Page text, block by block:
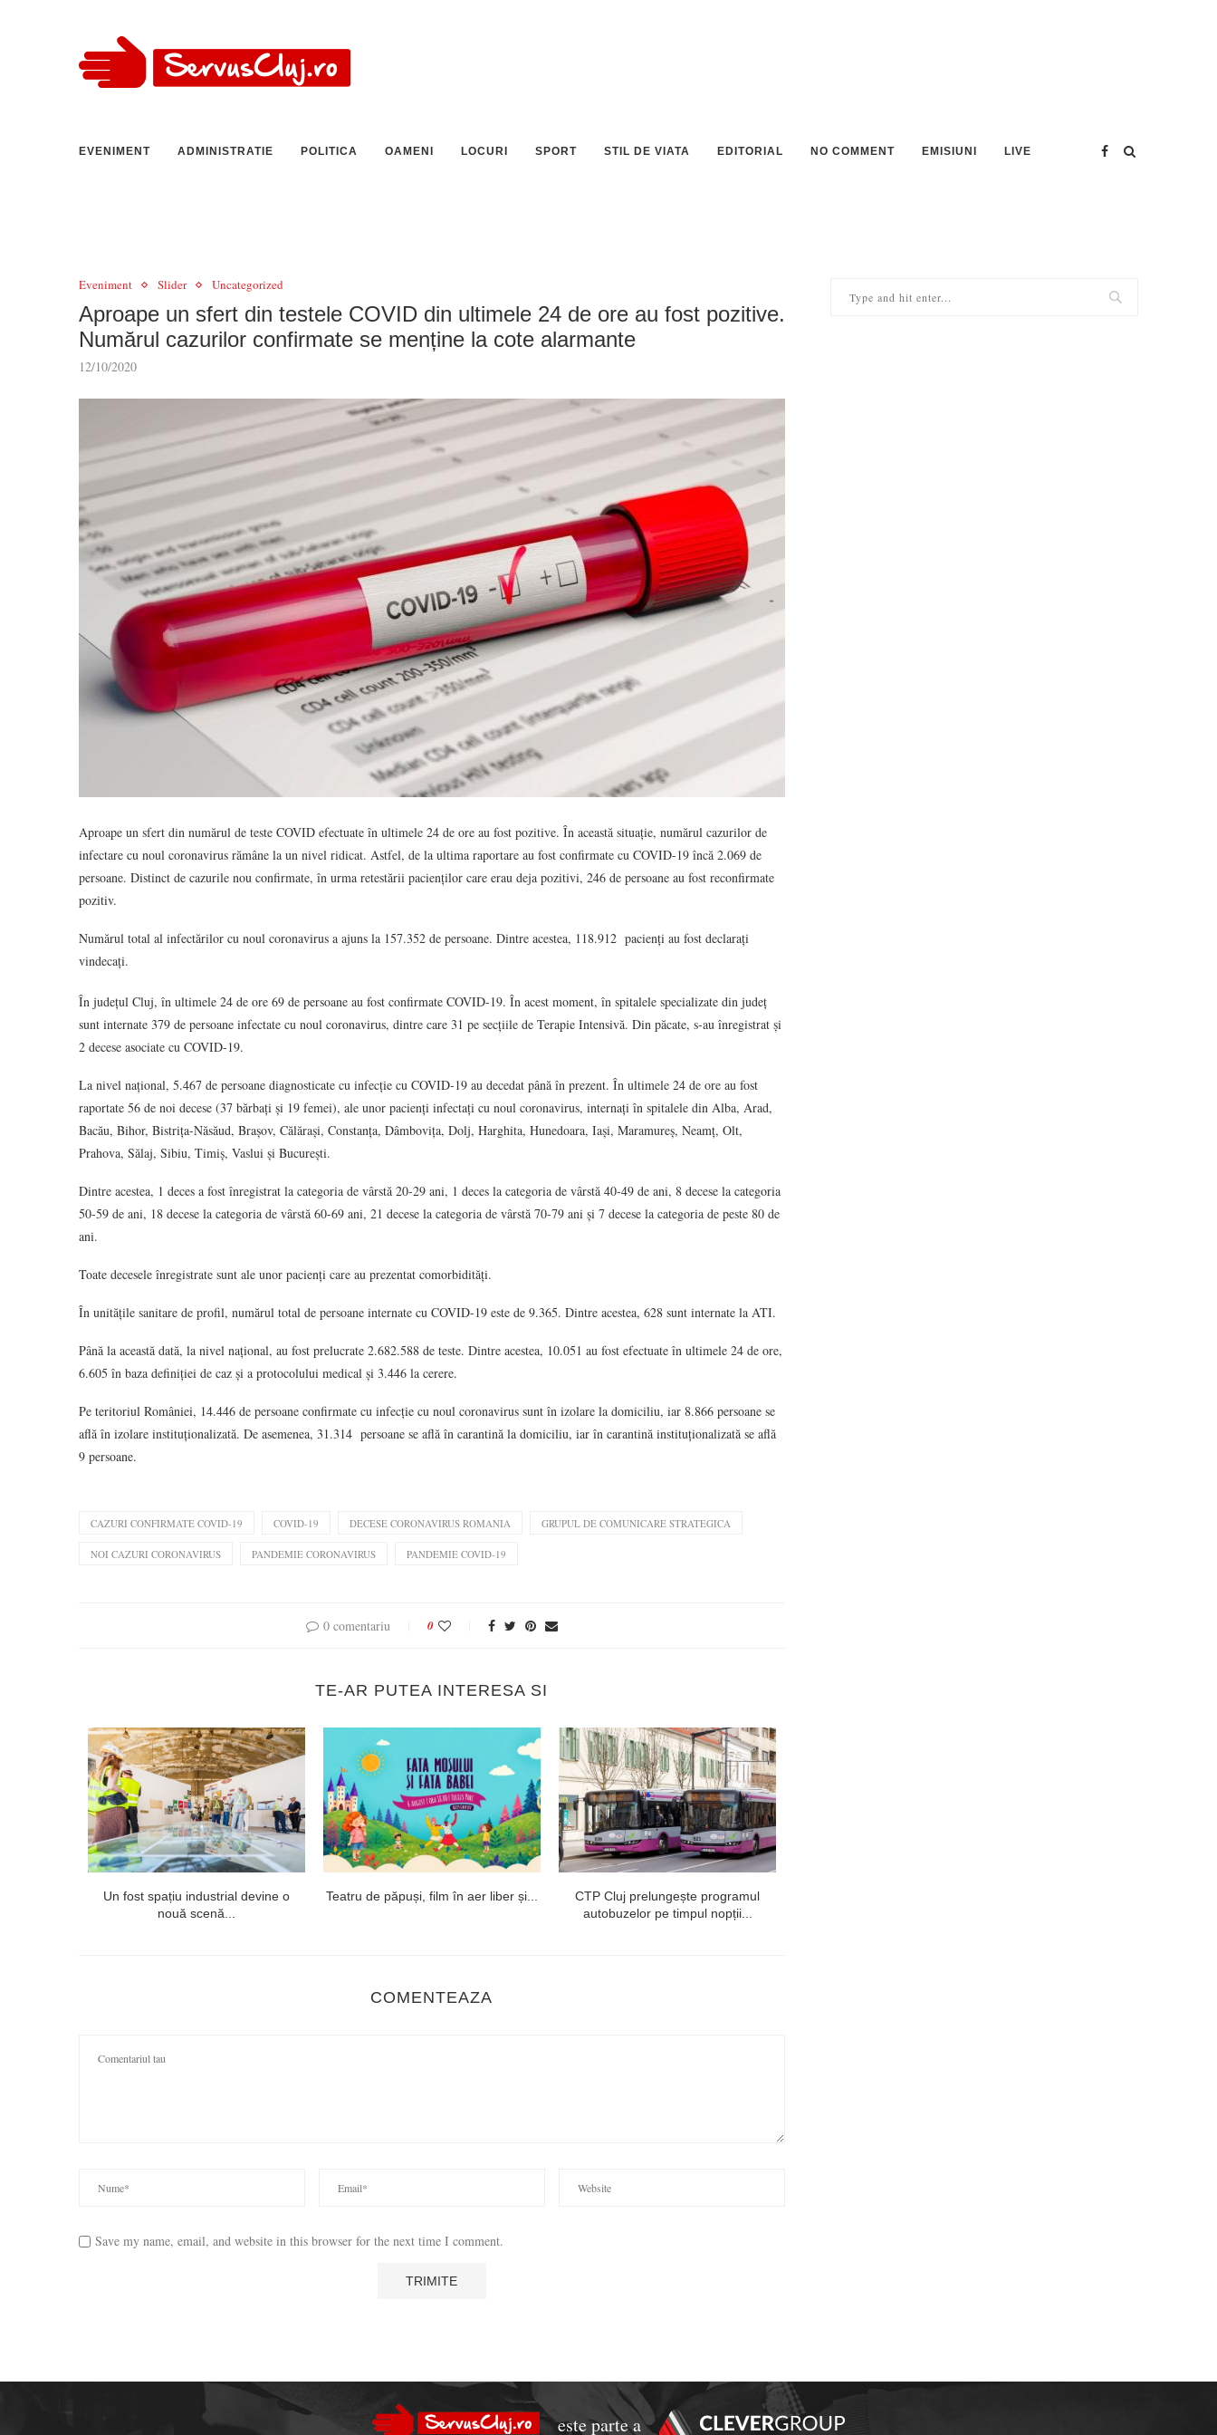
EVENIMENT ADMINISTRATIE POLITICA OAMENI LOCURI SPORT STIL DE VIATA EDITORIAL NO COMMENT EMISIUNI LIVE
Eveniment Slider Uncategorized
Aproape un sfert din testele COVID din ultimele 24 de ore au fost pozitive.
Numărul cazurilor confirmate se menține la cote alarmante
12/10/2020
Aproape un sfert din numărul de teste COVID efectuate în ultimele 24 de ore au fost pozitive. În această situație, numărul cazurilor de
infectare cu noul coronavirus rămâne la un nivel ridicat. Astfel, de la ultima raportare au fost confirmate cu COVID-19 încă 2.069 de
persoane. Distinct de cazurile nou confirmate, în urma retestării pacienților care erau deja pozitivi, 246 de persoane au fost reconfirmate
pozitiv.
Numărul total al infectărilor cu noul coronavirus a ajuns la 157.352 de persoane. Dintre acestea, 118.912 pacienți au fost declarați
vindecați.
În județul Cluj, în ultimele 24 de ore 69 de persoane au fost confirmate COVID-19. În acest moment, în spitalele specializate din județ
sunt internate 379 de persoane infectate cu noul coronavirus, dintre care 31 pe secțiile de Terapie Intensivă. Din păcate, s-au înregistrat și
2 decese asociate cu COVID-19.
La nivel național, 5.467 de persoane diagnosticate cu infecție cu COVID-19 au decedat până în prezent. În ultimele 24 de ore au fost
raportate 56 de noi decese (37 bărbați și 19 femei), ale unor pacienți infectați cu noul coronavirus, internați în spitalele din Alba, Arad,
Bacău, Bihor, Bistrița-Năsăud, Brașov, Călărași, Constanța, Dâmbovița, Dolj, Harghita, Hunedoara, Iași, Maramureș, Neamț, Olt,
Prahova, Sălaj, Sibiu, Timiș, Vaslui și București.
Dintre acestea, 1 deces a fost înregistrat la categoria de vârstă 20-29 ani, 1 deces la categoria de vârstă 40-49 de ani, 8 decese la categoria
50-59 de ani, 18 decese la categoria de vârstă 60-69 ani, 21 decese la categoria de vârstă 70-79 ani și 7 decese la categoria de peste 80 de
ani.
Toate decesele înregistrate sunt ale unor pacienți care au prezentat comorbidități.
În unitățile sanitare de profil, numărul total de persoane internate cu COVID-19 este de 9.365. Dintre acestea, 628 sunt internate la ATI.
Până la această dată, la nivel național, au fost prelucrate 2.682.588 de teste. Dintre acestea, 10.051 au fost efectuate în ultimele 24 de ore,
6.605 în baza definiției de caz și a protocolului medical și 3.446 la cerere.
Pe teritoriul României, 14.446 de persoane confirmate cu infecție cu noul coronavirus sunt în izolare la domiciliu, iar 8.866 persoane se
află în izolare instituționalizată. De asemenea, 31.314 persoane se află în carantină la domiciliu, iar în carantină instituționalizată se află
9 persoane.
CAZURI CONFIRMATE COVID-19 COVID-19 DECESE CORONAVIRUS ROMANIA GRUPUL DE COMUNICARE STRATEGICA
NOI CAZURI CORONAVIRUS PANDEMIE CORONAVIRUS PANDEMIE COVID-19
0 comentariu 0
TE-AR PUTEA INTERESA SI
Un fost spațiu industrial devine o
nouă scenă...
Teatru de păpuși, film în aer liber și...
CTP Cluj prelungește programul
autobuzelor pe timpul nopții...
COMENTEAZA
Save my name, email, and website in this browser for the next time I comment.
este parte a